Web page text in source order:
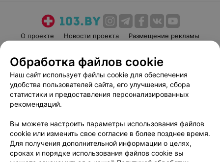
О проекте Новости проекта
Размещение рекламы
Пользовательское соглашение
Способы оплаты
Вакансии
Партнеры
Написать руководителю 103.by
Обработка персональных данных
Обработка файлов cookie
Наш сайт использует файлы cookie для обеспечения
удобства пользователей сайта, его улучшения, сбора
статистики и предоставления персонализированных
рекомендаций.
Вы можете настроить параметры использования файлов
cookie или изменить свое согласие в более позднее время.
Для получения дополнительной информации о целях,
сроках и порядке использования файлов cookie вы